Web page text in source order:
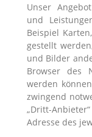
Unser
und
Beispiel
gestellt
und Bilder
Browser des
werden
zwingend
„Dritt-
Adresse des